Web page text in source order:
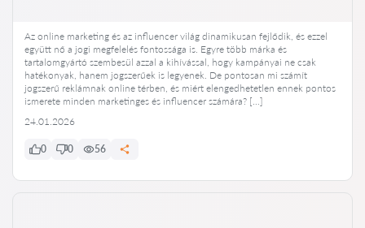
Az online marketing és az influencer világ dinamikusan fejlődik, és ezzel
együtt nő a jogi megfelelés fontossága is. Egyre több márka és
tartalomgyártó szembesül azzal a kihívással, hogy kampányai ne csak
hatékonyak, hanem jogszerűek is legyenek. De pontosan mi számít
jogszerű reklámnak online térben, és miért elengedhetetlen ennek pontos
ismerete minden marketinges és influencer számára? […]
24.01.2026
0 0 56